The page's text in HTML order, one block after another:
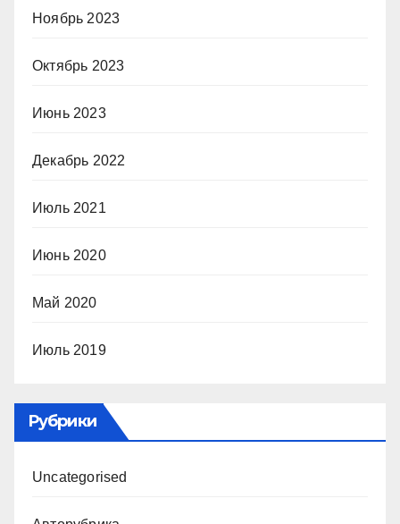
Ноябрь 2023
Октябрь 2023
Июнь 2023
Декабрь 2022
Июль 2021
Июнь 2020
Май 2020
Июль 2019
Рубрики
Uncategorised